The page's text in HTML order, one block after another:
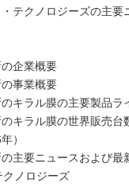
テクノロジーズの主要
企業概要
事業概要
キラル膜の主要製品ラ
キラル膜の世界販売台
）
主要ニュースおよび最
ノロジーズ